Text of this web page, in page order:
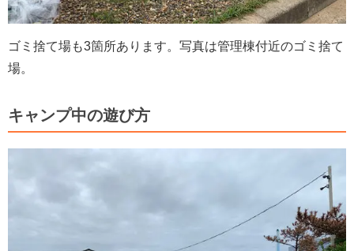
ゴミ捨て場も3箇所あります。写真は管理棟付近のゴミ捨て
場。
キャンプ中の遊び方